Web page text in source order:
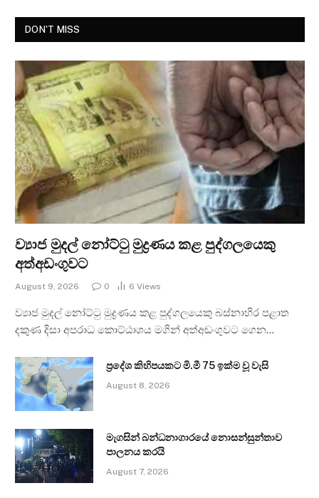
DON'T MISS
ව්‍යාජ මුදල් නෝට්ටු මුද්‍රණය කළ පුද්ගලයෙකු
අත්අඩංගුවට
August 9, 2026 0 6 Views
ව්‍යාජ මුදල් නෝට්ටු මුද්‍රණය කළ පුද්ගලයෙකු බස්නාහිර පළාත
දකුණ දිසා අපරාධ කොට්ඨාශය මගින් අත්අඩංගුවට ගෙන…
ප්‍රදේශ කිහිපයකට මි.මී 75 ඉක්ම වූ වැසි
August 8, 2026
මැගසින් බන්ධනාගාරයේ නොසන්සුන්තාව
පාලනය කරයි
August 7, 2026